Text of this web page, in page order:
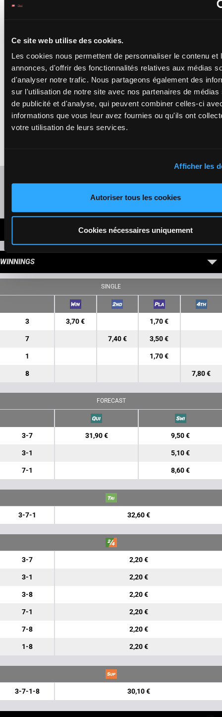
Ce site web utilise des cookies.
Les cookies nous permettent de personnaliser le contenu et
annonces, d'offrir des fonctionnalités relatives aux médias
d'analyser notre trafic. Nous partageons également des
sur l'utilisation de notre site avec nos partenaires de médias
de publicité et d'analyse, qui peuvent combiner celles-ci
informations que vous leur avez fournies ou qu'ils ont
votre utilisation de leurs services.
Afficher les
Autoriser tous les cookies
Cookies nécessaires uniquement
121'12"8- €49,130
Da 0a Dm 9a Da
H/62150m €49,130
13
KALEO DU
BELLAY
Feron J. Ch.-
M/5 - 2150m-
1'13"0- €56,360
M/52150m 1'13"0
€56,360
8a (24) 3a
0a 3a 6a 0a
0a 1a Da
Presence of favorite horses
WINNINGS
SINGLE
3 3,70 € 1,70 €
7 7,40 € 3,50 €
1 1,70 €
8 7,80 €
FORECAST
3-7 31,90 € 9,50 €
3-1 5,10 €
7-1 8,60 €
3-7-1 32,60 €
3-7 2,20 €
3-1 2,20 €
3-8 2,20 €
7-1 2,20 €
7-8 2,20 €
1-8 2,20 €
3-7-1-8 30,10 €